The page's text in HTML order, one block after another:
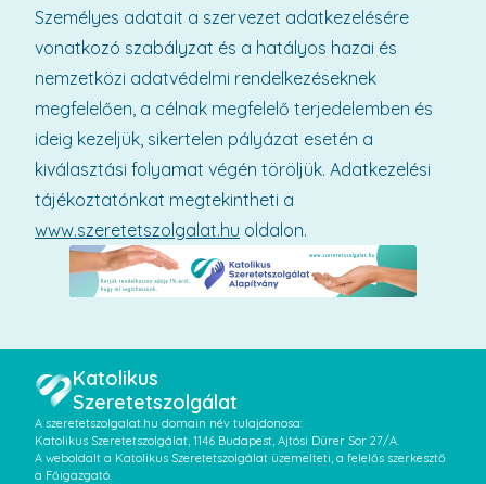
Személyes adatait a szervezet adatkezelésére
vonatkozó szabályzat és a hatályos hazai és
nemzetközi adatvédelmi rendelkezéseknek
megfelelően, a célnak megfelelő terjedelemben és
ideig kezeljük, sikertelen pályázat esetén a
kiválasztási folyamat végén töröljük. Adatkezelési
tájékoztatónkat megtekintheti a
www.szeretetszolgalat.hu oldalon.
Katolikus
Szeretetszolgálat
A szeretetszolgalat.hu domain név tulajdonosa:
Katolikus Szeretetszolgálat, 1146 Budapest, Ajtósi Dürer Sor 27/A.
A weboldalt a Katolikus Szeretetszolgálat üzemelteti, a felelős szerkesztő
a Főigazgató.